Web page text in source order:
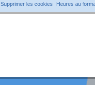
Heures au
Supprimer les cookies